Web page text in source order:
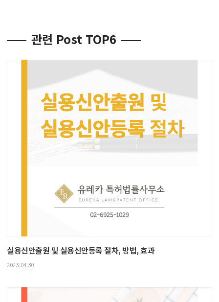
관련 Post TOP6
실용신안출원 및 실용신안등록 절차, 방법, 효과
2023.04.30